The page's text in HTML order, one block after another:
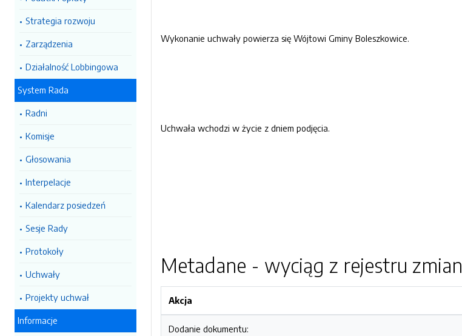
Strategia rozwoju
Zarządzenia
Działalność Lobbingowa
System Rada
Radni
Komisje
Głosowania
Interpelacje
Kalendarz posiedzeń
Sesje Rady
Protokoły
Uchwały
Projekty uchwał
Informacje
Wykonanie uchwały powierza się Wójtowi Gminy Boleszkowice.
Uchwała wchodzi w życie z dniem podjęcia.
Metadane - wyciąg z rejestru zmian
Akcja
Dodanie dokumentu: